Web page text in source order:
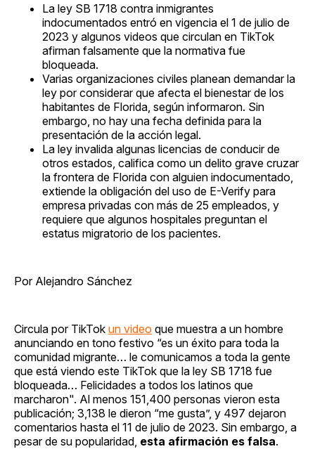
La ley SB 1718 contra inmigrantes
indocumentados entró en vigencia el 1 de julio de
2023 y algunos videos que circulan en TikTok
afirman falsamente que la normativa fue
bloqueada.
Varias organizaciones civiles planean demandar la
ley por considerar que afecta el bienestar de los
habitantes de Florida, según informaron. Sin
embargo, no hay una fecha definida para la
presentación de la acción legal.
La ley invalida algunas licencias de conducir de
otros estados, califica como un delito grave cruzar
la frontera de Florida con alguien indocumentado,
extiende la obligación del uso de E-Verify para
empresa privadas con más de 25 empleados, y
requiere que algunos hospitales preguntan el
estatus migratorio de los pacientes.
Por Alejandro Sánchez
Circula por TikTok un video que muestra a un hombre
anunciando en tono festivo “es un éxito para toda la
comunidad migrante… le comunicamos a toda la gente
que está viendo este TikTok que la ley SB 1718 fue
bloqueada… Felicidades a todos los latinos que
marcharon". Al menos 151,400 personas vieron esta
publicación; 3,138 le dieron “me gusta”, y 497 dejaron
comentarios hasta el 11 de julio de 2023. Sin embargo, a
pesar de su popularidad, esta afirmación es falsa.